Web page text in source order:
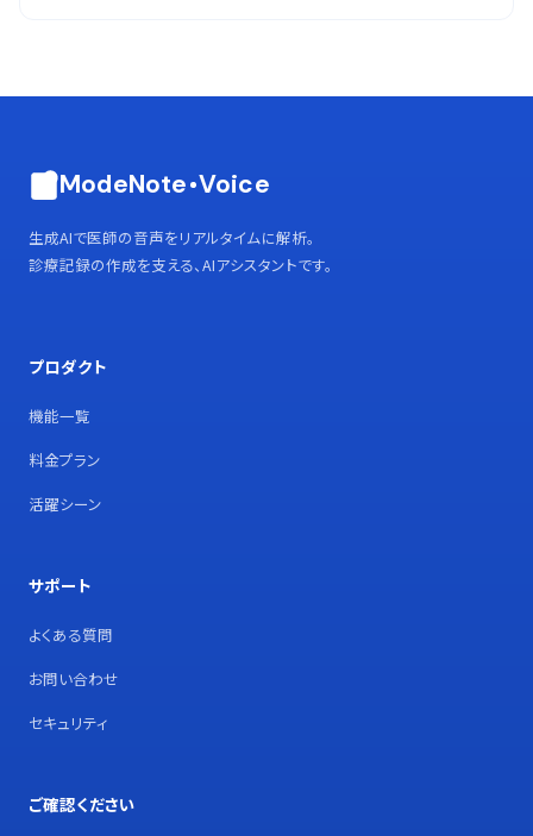
ModeNote Voice
生成AIで医師の音声をリアルタイムに解析。
診療記録の作成を支える、AIアシスタントです。
プロダクト
機能一覧
料金プラン
活躍シーン
サポート
よくある質問
お問い合わせ
セキュリティ
ご確認ください